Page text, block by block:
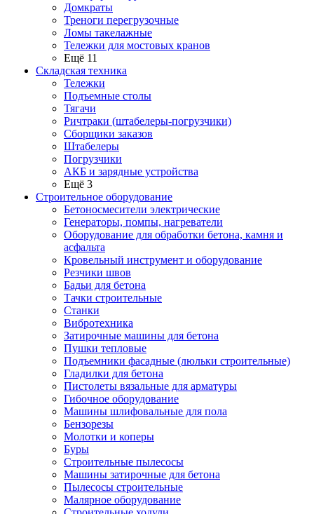
Домкраты
Треноги перегрузочные
Ломы такелажные
Тележки для мостовых кранов
Ещё 11
Складская техника
Тележки
Подъемные столы
Тягачи
Ричтраки (штабелеры-погрузчики)
Сборщики заказов
Штабелеры
Погрузчики
АКБ и зарядные устройства
Ещё 3
Строительное оборудование
Бетоносмесители электрические
Генераторы, помпы, нагреватели
Оборудование для обработки бетона, камня и
асфальта
Кровельный инструмент и оборудование
Резчики швов
Бадьи для бетона
Тачки строительные
Станки
Вибротехника
Затирочные машины для бетона
Пушки тепловые
Подъемники фасадные (люльки строительные)
Гладилки для бетона
Пистолеты вязальные для арматуры
Гибочное оборудование
Машины шлифовальные для пола
Бензорезы
Молотки и коперы
Буры
Строительные пылесосы
Машины затирочные для бетона
Пылесосы строительные
Малярное оборудование